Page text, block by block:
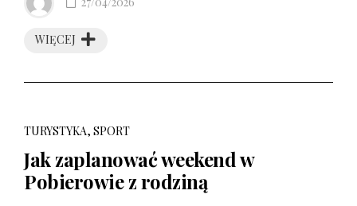
WIĘCEJ
TURYSTYKA, SPORT
Jak zaplanować weekend w
Pobierowie z rodziną